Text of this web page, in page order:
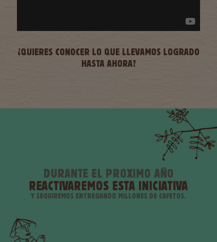
¿QUIERES CONOCER LO QUE LLEVAMOS LOGRADO
HASTA AHORA?
DURANTE EL PROXIMO AÑO
REACTIVAREMOS ESTA INICIATIVA
Y SEGUIREMOS ENTREGANDO MILLONES DE CAFETOS.